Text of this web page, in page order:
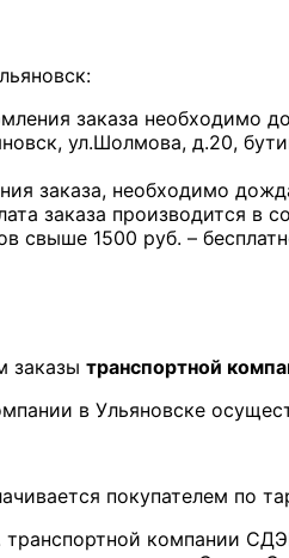
заказа необходимо
ул.Шолмова, д.20,
заказа, необходимо
заказа производится в
свыше 1500 руб. –
заказы транспортной
в Ульяновске
покупателем по
компании